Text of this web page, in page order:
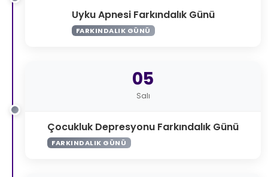
Uyku Apnesi Farkındalık Günü
FARKINDALIK GÜNÜ
05
Salı
Çocukluk Depresyonu Farkındalık Günü
FARKINDALIK GÜNÜ